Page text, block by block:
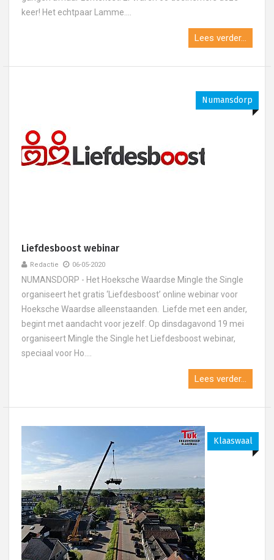
keer! Het echtpaar Lamme....
Lees verder...
Numansdorp
Liefdesboost webinar
Redactie 06-05-2020
NUMANSDORP - Het Hoeksche Waardse Mingle the Single
organiseert het gratis ‘Liefdesboost’ online webinar voor
Hoeksche Waardse alleenstaanden. Liefde met een ander,
begint met aandacht voor jezelf. Op dinsdagavond 19 mei
organiseert Mingle the Single het Liefdesboost webinar,
speciaal voor Ho....
Lees verder...
Klaaswaal